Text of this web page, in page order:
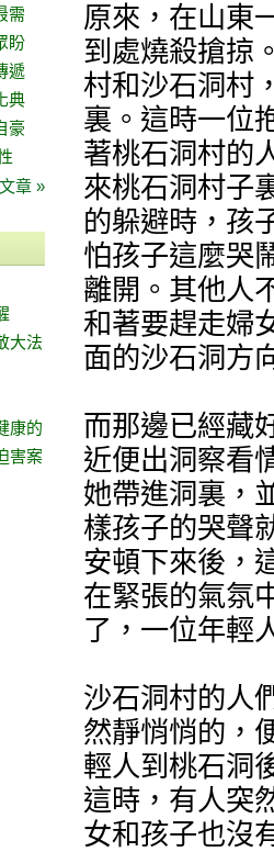
需
盼
遞
典
豪
章 »
大法
康的
害案
原來，在山東
到處燒殺搶掠
村和沙石洞村
裏。這時一位
著桃石洞村的
來桃石洞村子
的躲避時，孩
怕孩子這麼哭
離開。其他人
和著要趕走婦
面的沙石洞方
而那邊已經藏
近便出洞察看
她帶進洞裏，
樣孩子的哭聲
安頓下來後，
在緊張的氣氛
了，一位年輕
沙石洞村的人
然靜悄悄的，
輕人到桃石洞
這時，有人突
女和孩子也沒